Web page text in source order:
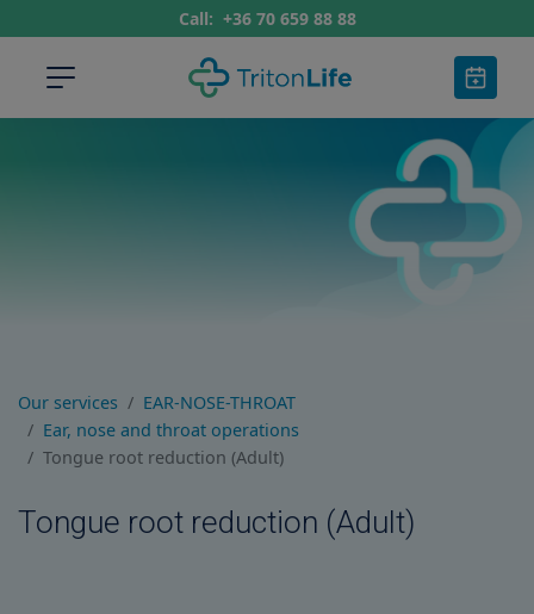
Call: +36 70 659 88 88
Our services
EAR-NOSE-THROAT
Ear, nose and throat operations
Tongue root reduction (Adult)
Tongue root reduction (Adult)